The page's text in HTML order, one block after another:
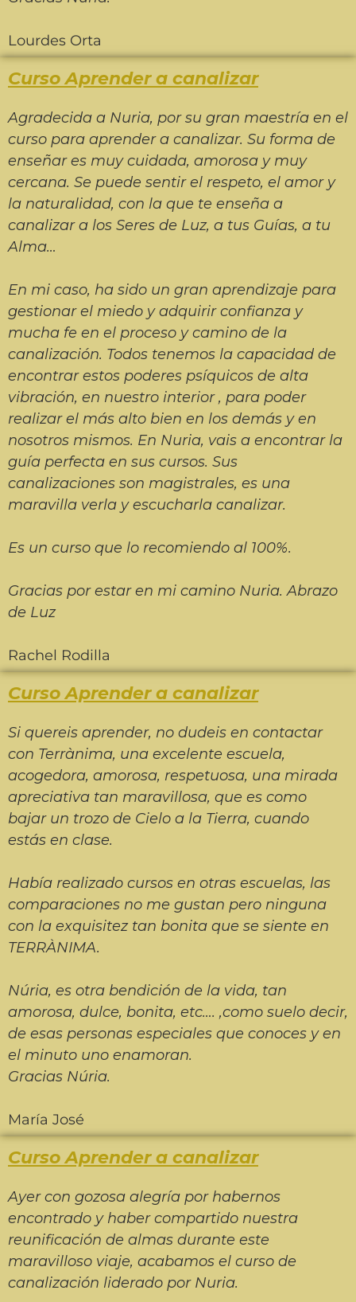
Lourdes Orta
Curso Aprender a canalizar
Agradecida a Nuria, por su gran maestría en el
curso para aprender a canalizar. Su forma de
enseñar es muy cuidada, amorosa y muy
cercana. Se puede sentir el respeto, el amor y
la naturalidad, con la que te enseña a
canalizar a los Seres de Luz, a tus Guías, a tu
Alma…
En mi caso, ha sido un gran aprendizaje para
gestionar el miedo y adquirir confianza y
mucha fe en el proceso y camino de la
canalización. Todos tenemos la capacidad de
encontrar estos poderes psíquicos de alta
vibración, en nuestro interior , para poder
realizar el más alto bien en los demás y en
nosotros mismos. En Nuria, vais a encontrar la
guía perfecta en sus cursos. Sus
canalizaciones son magistrales, es una
maravilla verla y escucharla canalizar.
Es un curso que lo recomiendo al 100%.
Gracias por estar en mi camino Nuria. Abrazo
de Luz
Rachel Rodilla
Curso Aprender a canalizar
Si quereis aprender, no dudeis en contactar
con Terrànima, una excelente escuela,
acogedora, amorosa, respetuosa, una mirada
apreciativa tan maravillosa, que es como
bajar un trozo de Cielo a la Tierra, cuando
estás en clase.
Había realizado cursos en otras escuelas, las
comparaciones no me gustan pero ninguna
con la exquisitez tan bonita que se siente en
TERRÀNIMA.
Núria, es otra bendición de la vida, tan
amorosa, dulce, bonita, etc…. ,como suelo decir,
de esas personas especiales que conoces y en
el minuto uno enamoran.
Gracias Núria.
María José
Curso Aprender a canalizar
Ayer con gozosa alegría por habernos
encontrado y haber compartido nuestra
reunificación de almas durante este
maravilloso viaje, acabamos el curso de
canalización liderado por Nuria.